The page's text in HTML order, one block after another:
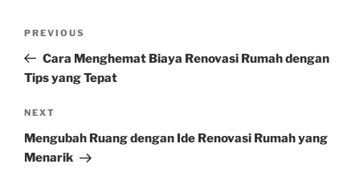
Previous
Post
PREVIOUS
Cara Menghemat Biaya Renovasi Rumah dengan
Tips yang Tepat
Next
Post
NEXT
Mengubah Ruang dengan Ide Renovasi Rumah yang
Menarik